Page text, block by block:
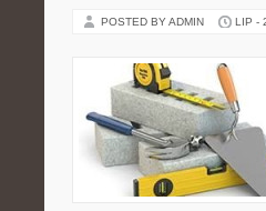
POSTED BY ADMIN LIP -